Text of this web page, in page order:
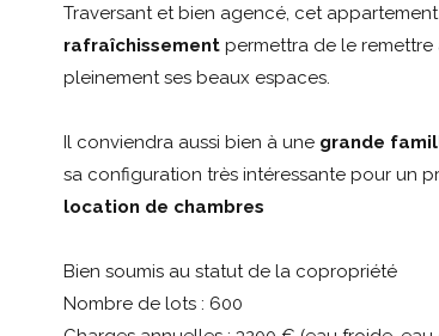
Traversant et bien agencé, cet
rafraîchissementpermettra de le remettre
pleinement ses beaux espaces.
Il conviendra aussi bien à une grande
sa configuration très intéressante pour un
location de chambres
Bien soumis au statut de la copropriété
Nombre de lots : 600